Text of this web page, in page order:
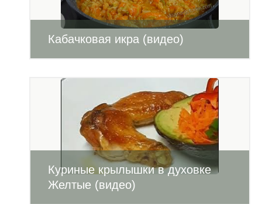
Кабачковая икра (видео)
Куриные крылышки в духовке
Желтые (видео)